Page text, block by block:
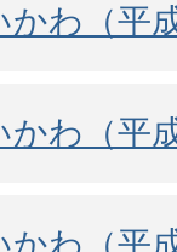
わ（平
わ（平
わ（平